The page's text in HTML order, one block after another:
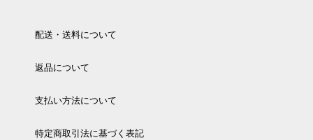
配送・送料について
返品について
支払い方法について
特定商取引法に基づく表記